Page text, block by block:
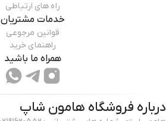
راه های ارتباطی
خدمات مشتریان
قوانین مرجوعی
راهنمای خرید
همراه ما باشید
درباره فروشگاه هامون شاپ